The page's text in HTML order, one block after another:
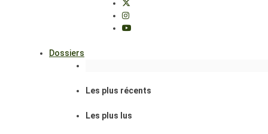
Dossiers
Les plus récents
Les plus lus